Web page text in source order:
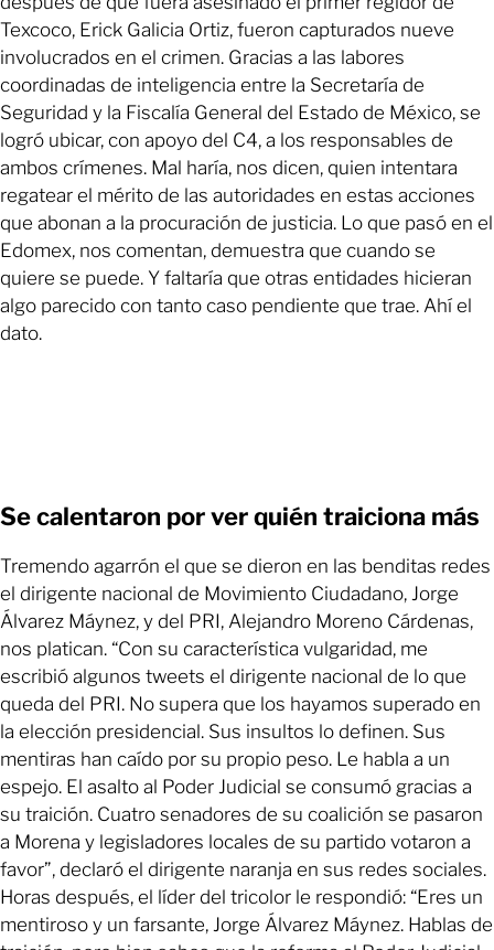
Texcoco, Erick Galicia Ortiz, fueron capturados nueve
involucrados en el crimen. Gracias a las labores
coordinadas de inteligencia entre la Secretaría de
Seguridad y la Fiscalía General del Estado de México, se
logró ubicar, con apoyo del C4, a los responsables de
ambos crímenes. Mal haría, nos dicen, quien intentara
regatear el mérito de las autoridades en estas acciones
que abonan a la procuración de justicia. Lo que pasó en el
Edomex, nos comentan, demuestra que cuando se
quiere se puede. Y faltaría que otras entidades hicieran
algo parecido con tanto caso pendiente que trae. Ahí el
dato.
Se calentaron por ver quién traiciona más
Tremendo agarrón el que se dieron en las benditas redes
el dirigente nacional de Movimiento Ciudadano, Jorge
Álvarez Máynez, y del PRI, Alejandro Moreno Cárdenas,
nos platican. “Con su característica vulgaridad, me
escribió algunos tweets el dirigente nacional de lo que
queda del PRI. No supera que los hayamos superado en
la elección presidencial. Sus insultos lo definen. Sus
mentiras han caído por su propio peso. Le habla a un
espejo. El asalto al Poder Judicial se consumó gracias a
su traición. Cuatro senadores de su coalición se pasaron
a Morena y legisladores locales de su partido votaron a
favor”, declaró el dirigente naranja en sus redes sociales.
Horas después, el líder del tricolor le respondió: “Eres un
mentiroso y un farsante, Jorge Álvarez Máynez. Hablas de